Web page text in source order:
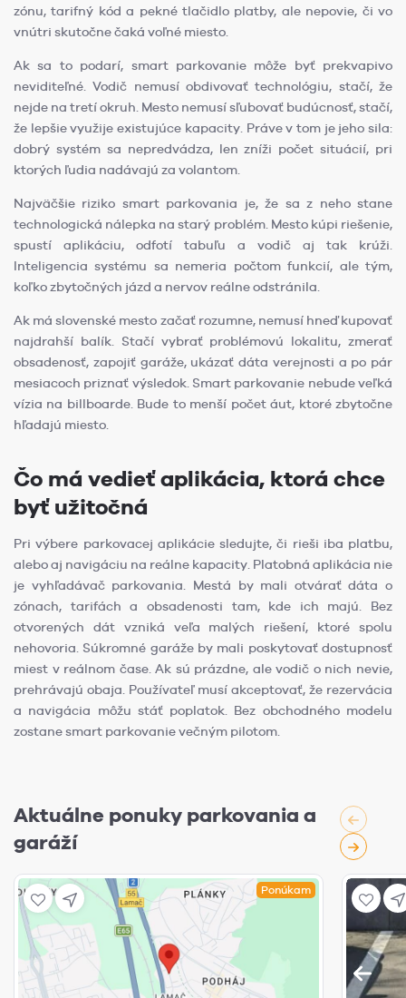
zónu, tarifný kód a pekné tlačidlo platby, ale nepovie, či vo
vnútri skutočne čaká voľné miesto.
Ak sa to podarí, smart parkovanie môže byť prekvapivo
neviditeľné. Vodič nemusí obdivovať technológiu, stačí, že
nejde na tretí okruh. Mesto nemusí sľubovať budúcnosť, stačí,
že lepšie využije existujúce kapacity. Práve v tom je jeho sila:
dobrý systém sa nepredvádza, len zníži počet situácií, pri
ktorých ľudia nadávajú za volantom.
Najväčšie riziko smart parkovania je, že sa z neho stane
technologická nálepka na starý problém. Mesto kúpi riešenie,
spustí aplikáciu, odfotí tabuľu a vodič aj tak krúži.
Inteligencia systému sa nemeria počtom funkcií, ale tým,
koľko zbytočných jázd a nervov reálne odstránila.
Ak má slovenské mesto začať rozumne, nemusí hneď kupovať
najdrahší balík. Stačí vybrať problémovú lokalitu, zmerať
obsadenosť, zapojiť garáže, ukázať dáta verejnosti a po pár
mesiacoch priznať výsledok. Smart parkovanie nebude veľká
vízia na billboarde. Bude to menší počet áut, ktoré zbytočne
hľadajú miesto.
Čo má vedieť aplikácia, ktorá chce
byť užitočná
Pri výbere parkovacej aplikácie sledujte, či rieši iba platbu,
alebo aj navigáciu na reálne kapacity. Platobná aplikácia nie
je vyhľadávač parkovania. Mestá by mali otvárať dáta o
zónach, tarifách a obsadenosti tam, kde ich majú. Bez
otvorených dát vzniká veľa malých riešení, ktoré spolu
nehovoria. Súkromné garáže by mali poskytovať dostupnosť
miest v reálnom čase. Ak sú prázdne, ale vodič o nich nevie,
prehrávajú obaja. Používateľ musí akceptovať, že rezervácia
a navigácia môžu stáť poplatok. Bez obchodného modelu
zostane smart parkovanie večným pilotom.
Aktuálne ponuky parkovania a
garáží
Ponúkam